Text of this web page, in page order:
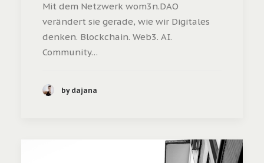
Mit dem Netzwerk wom3n.DAO
verändert sie gerade, wie wir Digitales
denken. Blockchain. Web3. AI.
Community…
by dajana